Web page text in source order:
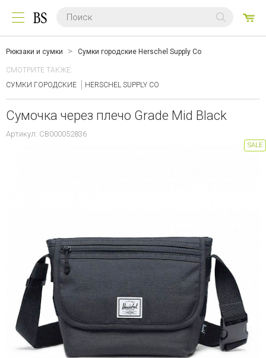
Рюкзаки и сумки Сумки городские Herschel Supply Co
СМОТРИТЕ ТАКЖЕ:
СУМКИ ГОРОДСКИЕ
HERSCHEL SUPPLY CO
Сумочка через плечо Grade Mid Black
Артикул: CB000052836
SALE